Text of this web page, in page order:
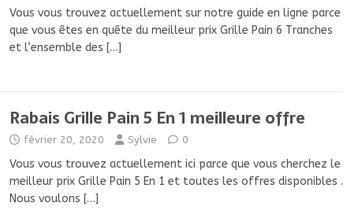
Vous vous trouvez actuellement sur notre guide en ligne parce
que vous êtes en quête du meilleur prix Grille Pain 6 Tranches
et l’ensemble des […]
Rabais Grille Pain 5 En 1 meilleure offre
février 20, 2020 Sylvie 0
Vous vous trouvez actuellement ici parce que vous cherchez le
meilleur prix Grille Pain 5 En 1 et toutes les offres disponibles .
Nous voulons […]